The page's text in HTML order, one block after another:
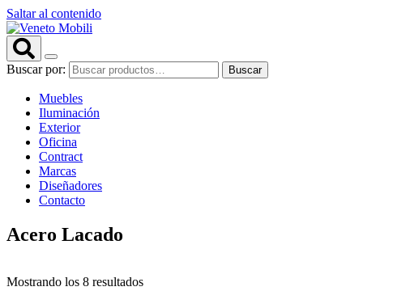
Saltar al contenido
Buscar por: Buscar
Muebles
Iluminación
Exterior
Oficina
Contract
Marcas
Diseñadores
Contacto
Acero Lacado
Mostrando los 8 resultados